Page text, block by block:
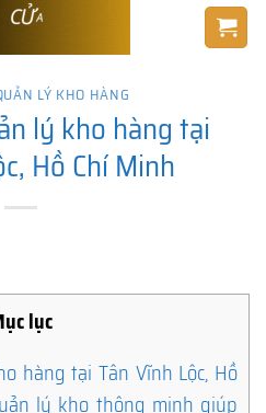
LÝ KHO HÀNG
lý kho hàng tại
Hồ Chí Minh
lục
hàng tại Tân Vĩnh Lộc, Hồ
lý kho thông minh giúp